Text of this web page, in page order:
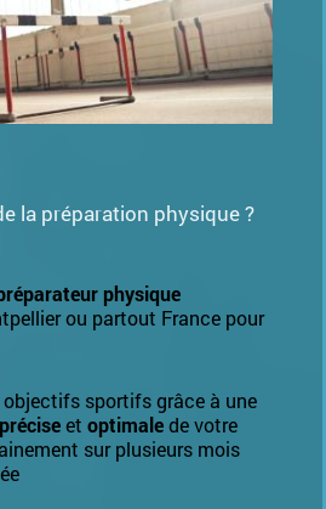
la préparation physique ?
physique
ou partout France pour
sportifs grâce à une
et optimalede votre
sur plusieurs mois